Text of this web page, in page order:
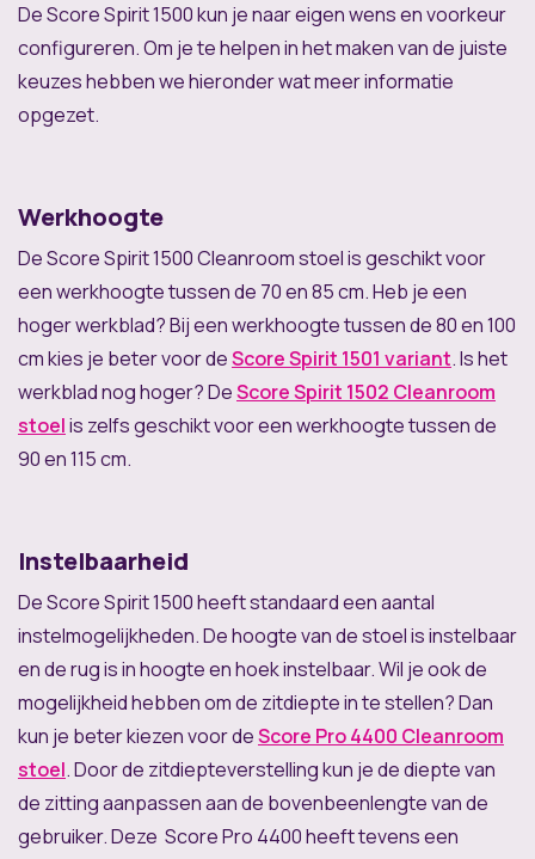
De Score Spirit 1500 kun je naar eigen wens en voorkeur
configureren. Om je te helpen in het maken van de juiste
keuzes hebben we hieronder wat meer informatie
opgezet.
Werkhoogte
De Score Spirit 1500 Cleanroom stoel is geschikt voor
een werkhoogte tussen de 70 en 85 cm. Heb je een
hoger werkblad? Bij een werkhoogte tussen de 80 en 100
cm kies je beter voor deScore Spirit 1501 variant. Is het
werkblad nog hoger? DeScore Spirit 1502 Cleanroom
stoelis zelfs geschikt voor een werkhoogte tussen de
90 en 115 cm.
Instelbaarheid
De Score Spirit 1500 heeft standaard een aantal
instelmogelijkheden. De hoogte van de stoel is instelbaar
en de rug is in hoogte en hoek instelbaar. Wil je ook de
mogelijkheid hebben om de zitdiepte in te stellen? Dan
kun je beter kiezen voor deScore Pro 4400 Cleanroom
stoel. Door de zitdiepteverstelling kun je de diepte van
de zitting aanpassen aan de bovenbeenlengte van de
gebruiker. Deze Score Pro 4400 heeft tevens een